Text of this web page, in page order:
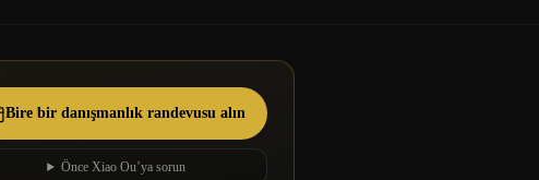
Bire bir danışmanlık randevusu alın
Önce Xiao Ou’ya sorun